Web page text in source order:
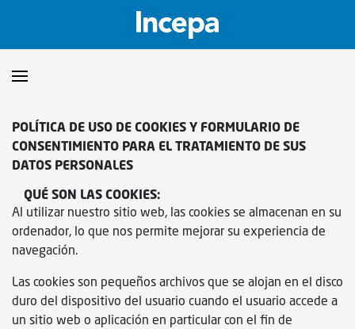
Downloads
Catalogos
Certificados
Sustentabilidad
Orientaciones Técnicas
Showroom
Dónde encontrar
POLÍTICA DE USO DE COOKIES Y FORMULARIO DE
CONSENTIMIENTO PARA EL TRATAMIENTO DE SUS
DATOS PERSONALES
QUÉ SON LAS COOKIES:
Al utilizar nuestro sitio web, las cookies se almacenan en su
ordenador, lo que nos permite mejorar su experiencia de
navegación.
Las cookies son pequeños archivos que se alojan en el disco
duro del dispositivo del usuario cuando el usuario accede a
un sitio web o aplicación en particular con el fin de